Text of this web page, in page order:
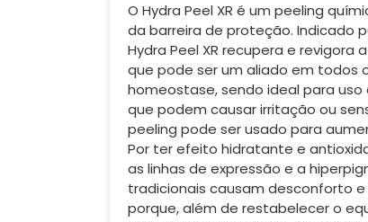
O Hydra Peel XR é um peeling
da barreira de proteção. Indicado
Hydra Peel XR recupera e
que pode ser um aliado em todos
homeostase, sendo ideal para
que podem causar irritação ou
peeling pode ser usado para
Por ter efeito hidratante e
as linhas de expressão e a
tradicionais causam desconforto
porque, além de restabelecer o